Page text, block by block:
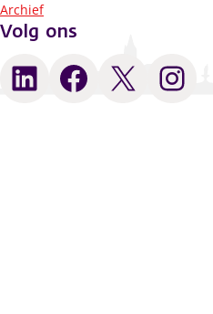
Archief
Volg ons
LinkedIn Facebook X Instagram